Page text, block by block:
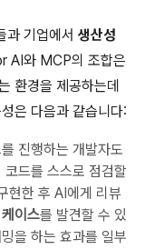
과 기업에서 생산성
AI와 MCP의 조합은
환경을 제공하는데
은 다음과 같습니다:
진행하는 개발자도
드를 스스로 점검할
현한 후 AI에게 리뷰
이스를 발견할 수 있
을 하는 효과를 일부